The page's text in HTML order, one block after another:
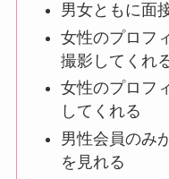
男女ともに面
女性のプロフ
撮影してくれ
女性のプロフ
してくれる
男性会員のみ
を見れる